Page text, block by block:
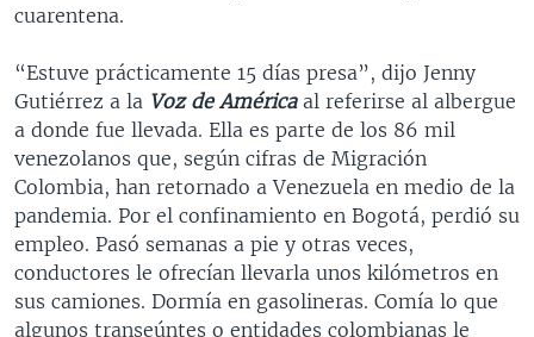
DEPORTIVO INTERNACIONAL
NOTA ECONÓMICA
ENTRETENIMIENTO
cuarentena.
“Estuve prácticamente 15 días presa”, dijo Jenny
Gutiérrez a la Voz de Américaal referirse al albergue
a donde fue llevada. Ella es parte de los 86 mil
venezolanos que, según cifras de Migración
Colombia, han retornado a Venezuela en medio de la
pandemia. Por el confinamiento en Bogotá, perdió su
empleo. Pasó semanas a pie y otras veces,
conductores le ofrecían llevarla unos kilómetros en
sus camiones. Dormía en gasolineras. Comía lo que
algunos transeúntes o entidades colombianas le